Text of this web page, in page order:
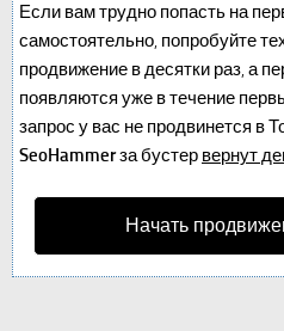
Если вам трудно попасть на
самостоятельно, попробуйте
продвижение в десятки раз, а
появляются уже в течение
запрос у вас не продвинется в
SeoHammerза бустер вернут
Начать